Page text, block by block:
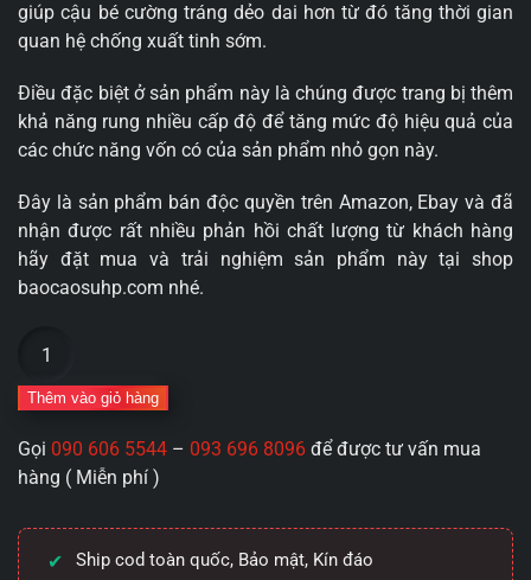
giúp cậu bé cường tráng dẻo dai hơn từ đó tăng thời gian
quan hệ chống xuất tinh sớm.
Điều đặc biệt ở sản phẩm này là chúng được trang bị thêm
khả năng rung nhiều cấp độ để tăng mức độ hiệu quả của
các chức năng vốn có của sản phẩm nhỏ gọn này.
Đây là sản phẩm bán độc quyền trên Amazon, Ebay và đã
nhận được rất nhiều phản hồi chất lượng từ khách hàng
hãy đặt mua và trải nghiệm sản phẩm này tại shop
baocaosuhp.com nhé.
dâm
cấp
Aishia
trong
suốt
Thêm vào giỏ hàng
Gọi 090 606 5544 – 093 696 8096 để được tư vấn mua
hàng ( Miễn phí )
Ship cod toàn quốc, Bảo mật, Kín đáo